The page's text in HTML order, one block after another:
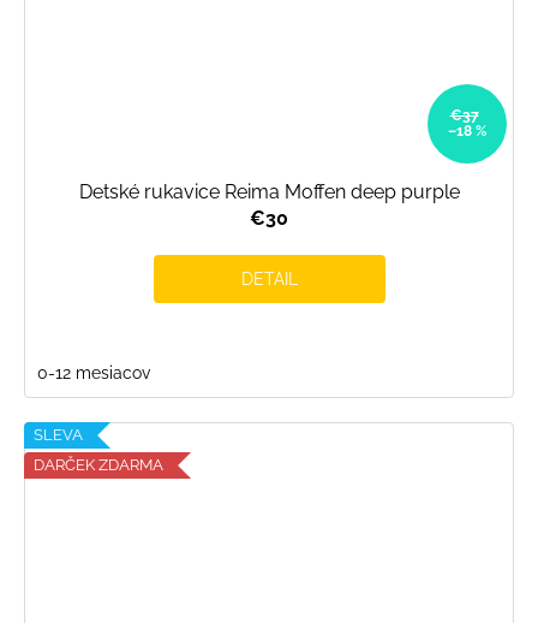
€37
–18 %
Detské rukavice Reima Moffen deep purple
€30
DETAIL
0-12 mesiacov
SLEVA
DARČEK ZDARMA